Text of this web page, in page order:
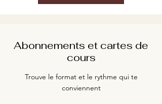
Abonnements et cartes de
cours
Trouve le format et le rythme qui te
conviennent